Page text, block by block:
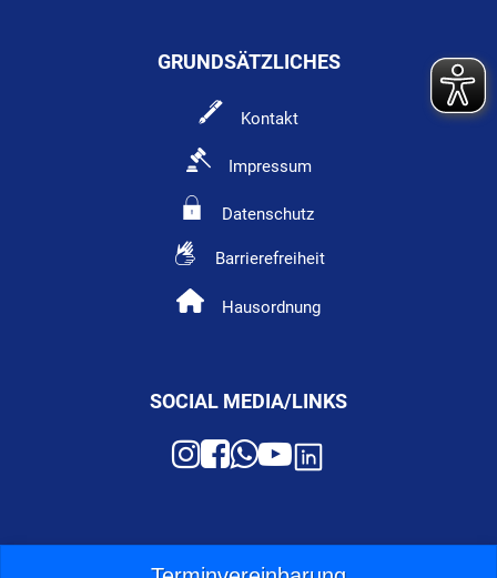
GRUNDSÄTZLICHES
Kontakt
Impressum
Datenschutz
Barrierefreiheit
Hausordnung
SOCIAL MEDIA/LINKS